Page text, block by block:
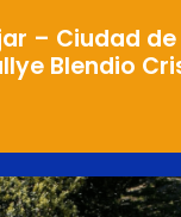
– Ciudad
Blendio